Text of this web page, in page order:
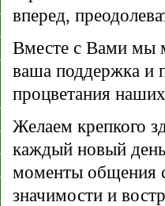
вперед,
Вместе с Вами мы
ваша поддержка и
процветания
Желаем крепкого
каждый новый
моменты общения
значимости и